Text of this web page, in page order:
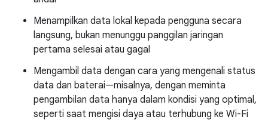
Menampilkan data lokal kepada pengguna secara
langsung, bukan menunggu panggilan jaringan
pertama selesai atau gagal
Mengambil data dengan cara yang mengenali status
data dan baterai—misalnya, dengan meminta
pengambilan data hanya dalam kondisi yang optimal,
seperti saat mengisi daya atau terhubung ke Wi-Fi